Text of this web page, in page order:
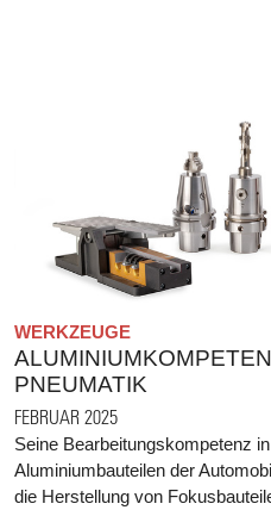
WERKZEUGE
PNEUMATIK
FEBRUAR 2025
Seine Bearbeitungskompetenz
Aluminiumbauteilen der
die Herstellung von